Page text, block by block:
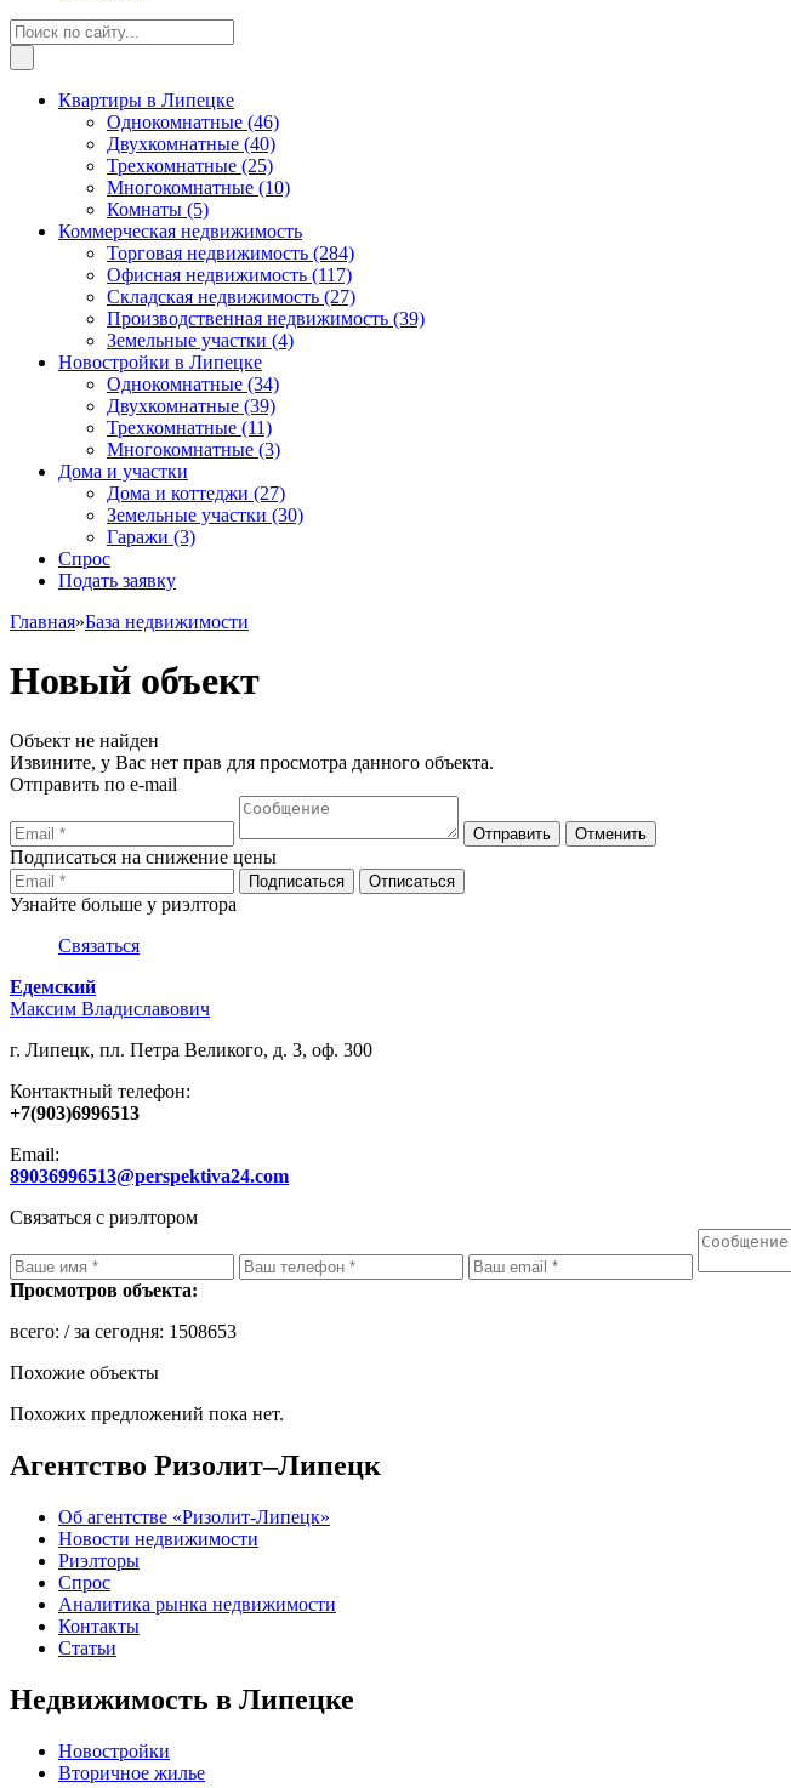
Квартиры в Липецке
Однокомнатные (46)
Двухкомнатные (40)
Трехкомнатные (25)
Многокомнатные (10)
Комнаты (5)
Коммерческая недвижимость
Торговая недвижимость (284)
Офисная недвижимость (117)
Складская недвижимость (27)
Производственная недвижимость (39)
Земельные участки (4)
Новостройки в Липецке
Однокомнатные (34)
Двухкомнатные (39)
Трехкомнатные (11)
Многокомнатные (3)
Дома и участки
Дома и коттеджи (27)
Земельные участки (30)
Гаражи (3)
Спрос
Подать заявку
Главная»База недвижимости
Новый объект
Объект не найден
Извините, у Вас нет прав для просмотра данного объекта.
Отправить по e-mail
Подписаться на снижение цены
Узнайте больше у риэлтора
Связаться
Едемский
Максим Владиславович
г. Липецк, пл. Петра Великого, д. 3, оф. 300
Контактный телефон:
+7(903)6996513
Email:
89036996513@perspektiva24.com
Связаться с риэлтором
Просмотров объекта:
всего: / за сегодня: 1508653
Похожие объекты
Похожих предложений пока нет.
Агентство Ризолит–Липецк
Об агентстве «Ризолит-Липецк»
Новости недвижимости
Риэлторы
Спрос
Аналитика рынка недвижимости
Контакты
Статьи
Недвижимость в Липецке
Новостройки
Вторичное жилье